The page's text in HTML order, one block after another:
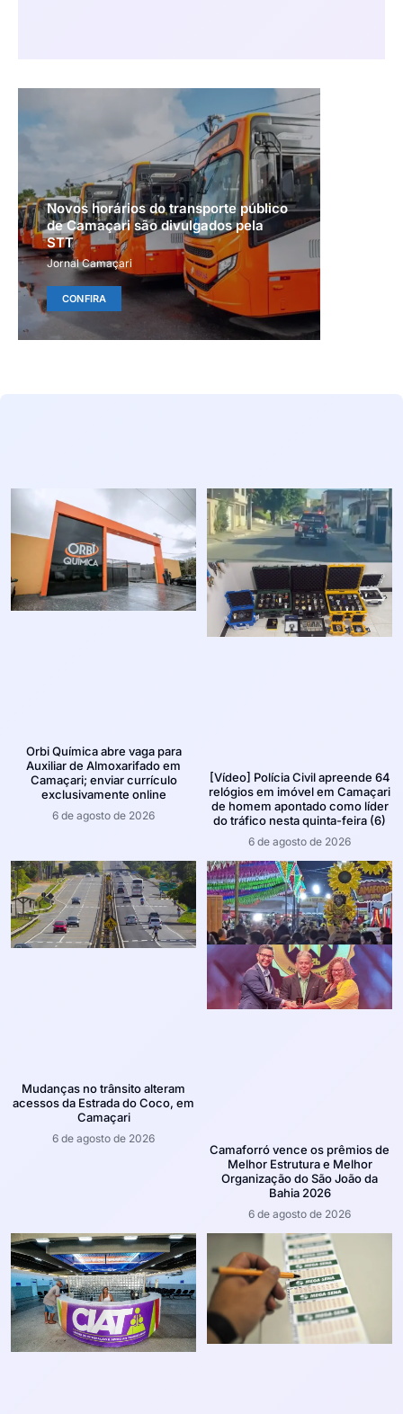
Novos horários do transporte público
de Camaçari são divulgados pela
STT
Jornal Camaçari
CONFIRA
Orbi Química abre vaga para
Auxiliar de Almoxarifado em
Camaçari; enviar currículo
exclusivamente online
6 de agosto de 2026
[Vídeo] Polícia Civil apreende 64
relógios em imóvel em Camaçari
de homem apontado como líder
do tráfico nesta quinta-feira (6)
6 de agosto de 2026
Mudanças no trânsito alteram
acessos da Estrada do Coco, em
Camaçari
6 de agosto de 2026
Camaforró vence os prêmios de
Melhor Estrutura e Melhor
Organização do São João da
Bahia 2026
6 de agosto de 2026